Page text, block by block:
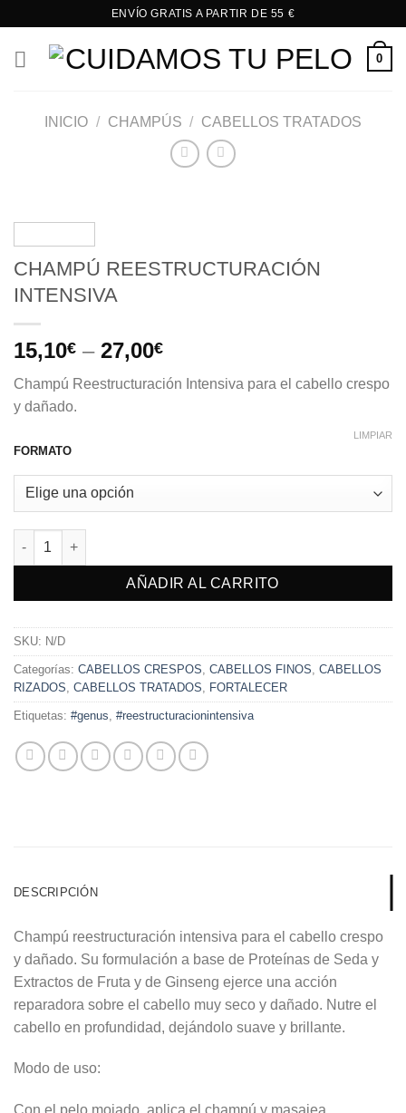
contenido
ENVÍO GRATIS A PARTIR DE 55 €
0
INICIO / CHAMPÚS / CABELLOS TRATADOS
CHAMPÚ REESTRUCTURACIÓN
INTENSIVA
15,10€ – 27,00€
Champú Reestructuración Intensiva para el cabello crespo
y dañado.
FORMATO
LIMPIAR
CHAMPÚ REESTRUCTURACIÓN INTENSIVA cantidad
AÑADIR AL CARRITO
SKU: N/D
Categorías: CABELLOS CRESPOS CABELLOS FINOS CABELLOS
RIZADOS CABELLOS TRATADOS FORTALECER
Etiquetas: #genus #reestructuracionintensiva
DESCRIPCIÓN
Champú reestructuración intensiva para el cabello crespo
y dañado. Su formulación a base de Proteínas de Seda y
Extractos de Fruta y de Ginseng ejerce una acción
reparadora sobre el cabello muy seco y dañado. Nutre el
cabello en profundidad, dejándolo suave y brillante.
Modo de uso: